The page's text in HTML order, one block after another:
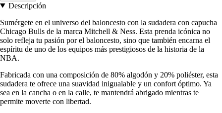
Descripción
Sumérgete en el universo del baloncesto con la sudadera con capucha
Chicago Bulls de la marca Mitchell & Ness. Esta prenda icónica no
solo refleja tu pasión por el baloncesto, sino que también encarna el
espíritu de uno de los equipos más prestigiosos de la historia de la
NBA.
Fabricada con una composición de 80% algodón y 20% poliéster, esta
sudadera te ofrece una suavidad inigualable y un confort óptimo. Ya
sea en la cancha o en la calle, te mantendrá abrigado mientras te
permite moverte con libertad.